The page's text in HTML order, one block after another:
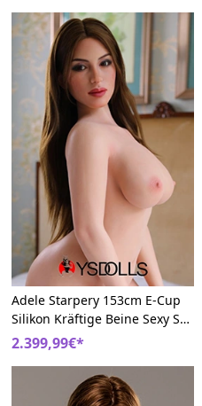
Adele Starpery 153cm E-Cup
Silikon Kräftige Beine Sexy Sex
Puppe
2.399,99€*